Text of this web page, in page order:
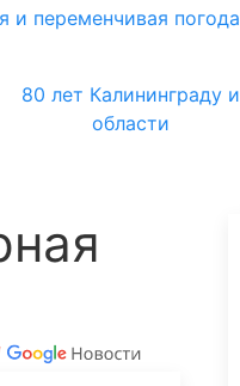
и переменчивая погода
80 лет Калининграду и
области